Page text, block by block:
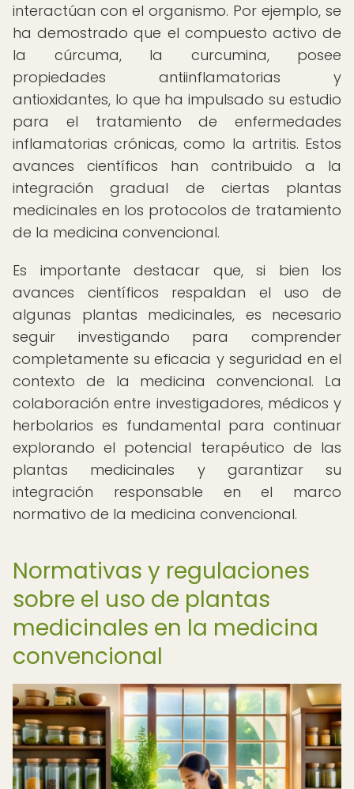
interactúan con el organismo. Por ejemplo, se
ha demostrado que el compuesto activo de
la cúrcuma, la curcumina, posee
propiedades antiinflamatorias y
antioxidantes, lo que ha impulsado su estudio
para el tratamiento de enfermedades
inflamatorias crónicas, como la artritis. Estos
avances científicos han contribuido a la
integración gradual de ciertas plantas
medicinales en los protocolos de tratamiento
de la medicina convencional.
Es importante destacar que, si bien los
avances científicos respaldan el uso de
algunas plantas medicinales, es necesario
seguir investigando para comprender
completamente su eficacia y seguridad en el
contexto de la medicina convencional. La
colaboración entre investigadores, médicos y
herbolarios es fundamental para continuar
explorando el potencial terapéutico de las
plantas medicinales y garantizar su
integración responsable en el marco
normativo de la medicina convencional.
Normativas y regulaciones
sobre el uso de plantas
medicinales en la medicina
convencional